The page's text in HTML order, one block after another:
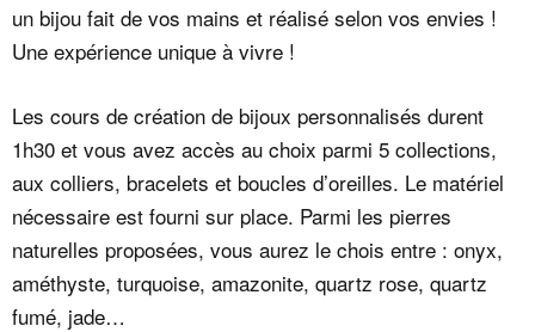
un bijou fait de vos mains et réalisé selon vos envies !
Une expérience unique à vivre !
Les cours de création de bijoux personnalisés durent
1h30 et vous avez accès au choix parmi 5 collections,
aux colliers, bracelets et boucles d’oreilles. Le matériel
nécessaire est fourni sur place. Parmi les pierres
naturelles proposées, vous aurez le chois entre : onyx,
améthyste, turquoise, amazonite, quartz rose, quartz
fumé, jade…